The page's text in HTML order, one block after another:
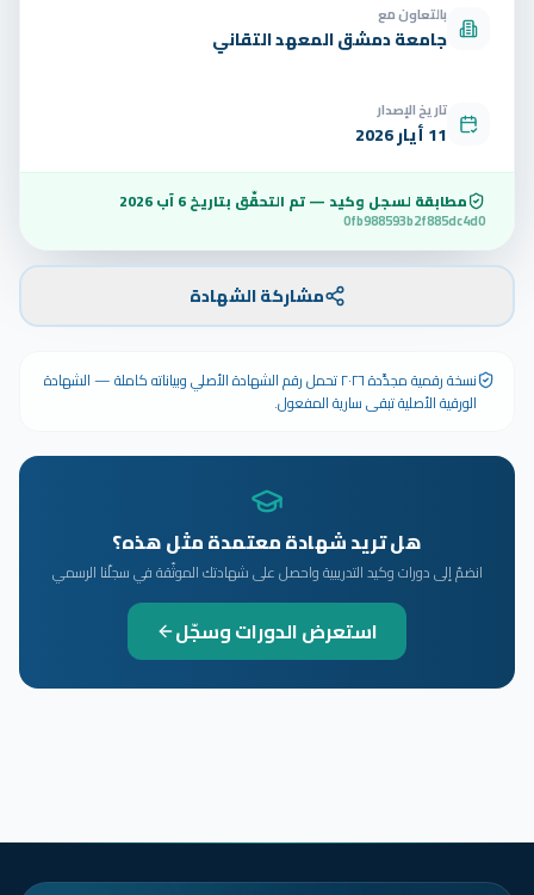
بالتعاون مع
جامعة دمشق المعهد التقاني
تاريخ الإصدار
11 أيار 2026
مطابقة لسجل وكيد — تم التحقّق بتاريخ6 آب 2026
0fb988593b2f885dc4d0
مشاركة الشهادة
نسخة رقمية مجدَّدة ٢٠٢٦ تحمل رقم الشهادة الأصلي وبياناته كاملة — الشهادة
الورقية الأصلية تبقى سارية المفعول.
هل تريد شهادة معتمدة مثل هذه؟
انضمّ إلى دورات وكيد التدريبية واحصل على شهادتك الموثّقة في سجلّنا الرسمي
استعرض الدورات وسجّل